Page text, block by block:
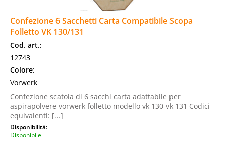
Confezione 6 Sacchetti Carta Compatibile Scopa
Folletto VK 130/131
Cod. art.:
12743
Colore:
Vorwerk
Confezione scatola di 6 sacchi carta adattabile per
aspirapolvere vorwerk folletto modello vk 130-vk 131 Codici
equivalenti: [...]
Disponibilità:
Disponibile